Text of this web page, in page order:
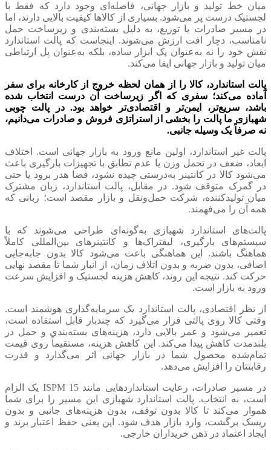
میان خط تولید و بازار جهانی، فاصله‌ای وجود دارد که فقط با
لجستیک درست پر می‌شود. بسیاری از کالاها کیفیت بالایی دارند، اما
در مسیر صادرات یا توزیع، به دلیل بسته‌بندی و زیرساخت حمل
نامناسب، دچار افت ارزش می‌شوند. اینجاست که پالت استاندارد
نقش خود را نه به‌عنوان یک ابزار ساده، بلکه به‌عنوان پل ارتباطی
میان تولید و بازار جهانی ایفا می‌کند.
پالت استاندارد، کالا را از همان لحظه خروج از کارخانه برای سفر
آماده می‌کند؛ سفری که اگر زیرساخت آن درست انتخاب شده
باشد، سریع‌تر، ایمن‌تر و اقتصادی‌تر خواهد بود. در پالت چوبی
شهبازی ما پالت را بخشی از استراتژی فروش و صادرات می‌دانیم،
نه صرفاً یک وسیله جانبی.
پالت غیر استاندارد، اولین مانع ورود به بازار جهانی است. اختلاف
ابعاد، ضعف در تحمل وزن یا عدم تطابق با تجهیزات بارگیری باعث
می‌شود کالا در کانتینر به‌درستی چیده نشود، فضا هدر برود یا حتی
در گمرک متوقف شود. در مقابل، پالت استاندارد، زبان مشترک
میان تولیدکننده، شرکت حمل‌ونقل و بازار مقصد است؛ زبانی که
همه آن را می‌فهمند.
پالت‌های استاندارد شهبازی به‌گونه‌ای طراحی می‌شوند که با
سیستم‌های بارگیری، لیفتراک‌ها و کانتینرهای بین‌المللی کاملاً
هماهنگ باشند. این هماهنگی باعث می‌شود کالا بدون جابه‌جایی
اضافی، بدون ضربه و بدون اتلاف زمان، از انبار شما تا مقصد نهایی
حرکت کند. نتیجه این روند، کاهش هزینه لجستیک و افزایش سرعت
ورود به بازار است.
از نظر اقتصادی، پالت استاندارد یک سرمایه‌گذاری هوشمند است.
وقتی کالا روی پالتی قرار می‌گیرد که چندبار قابل استفاده است،
تعمیر می‌شود و عمر بالایی دارد، هزینه‌های بسته‌بندی و حمل در
بلندمدت کاهش پیدا می‌کند. این کاهش هزینه، مستقیماً روی قیمت
تمام‌شده محصول شما در بازار جهانی اثر می‌گذارد و قدرت
رقابتتان را افزایش می‌دهد.
در مسیر صادرات، رعایت استانداردهایی مانند ISPM 15 یک الزام
است، نه انتخاب. پالت استاندارد شهبازی این مسیر را برای شما
هموار می‌کند تا کالا بدون توقف، بدون هزینه‌های جانبی و بدون
ریسک برگشت، وارد بازار هدف شود. این یعنی حفظ اعتبار برند و
ایجاد اعتماد در ذهن خریداران خارجی.